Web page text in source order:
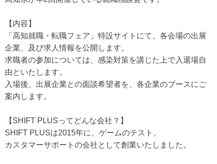
【内容】
「高知就職・転職フェア」特設サイトにて、各会場の出展
企業、及び求人情報を公開します。
求職者の参加については、感染対策を講じた上で入退場自
由といたします。
入場後、出展企業との面談希望者を、各企業のブースにご
案内します。
【SHIFT PLUSってどんな会社？】
SHIFT PLUSは2015年に、ゲームのテスト、
カスタマーサポートの会社として創業いたしました。